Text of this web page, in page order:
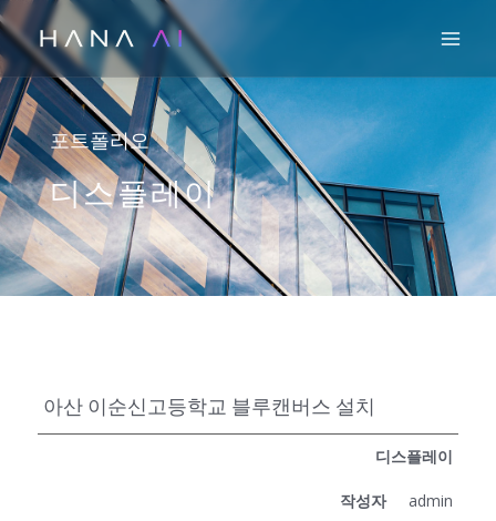
콘
텐
츠
로
건
너
뛰
기
포트폴리오
디스플레이
아산 이순신고등학교 블루캔버스 설치
디스플레이
작성자 admin